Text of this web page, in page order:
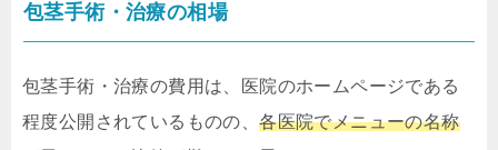
包茎手術・治療の相場
包茎手術・治療の費用は、医院のホームページである
程度公開されているものの、各医院でメニューの名称